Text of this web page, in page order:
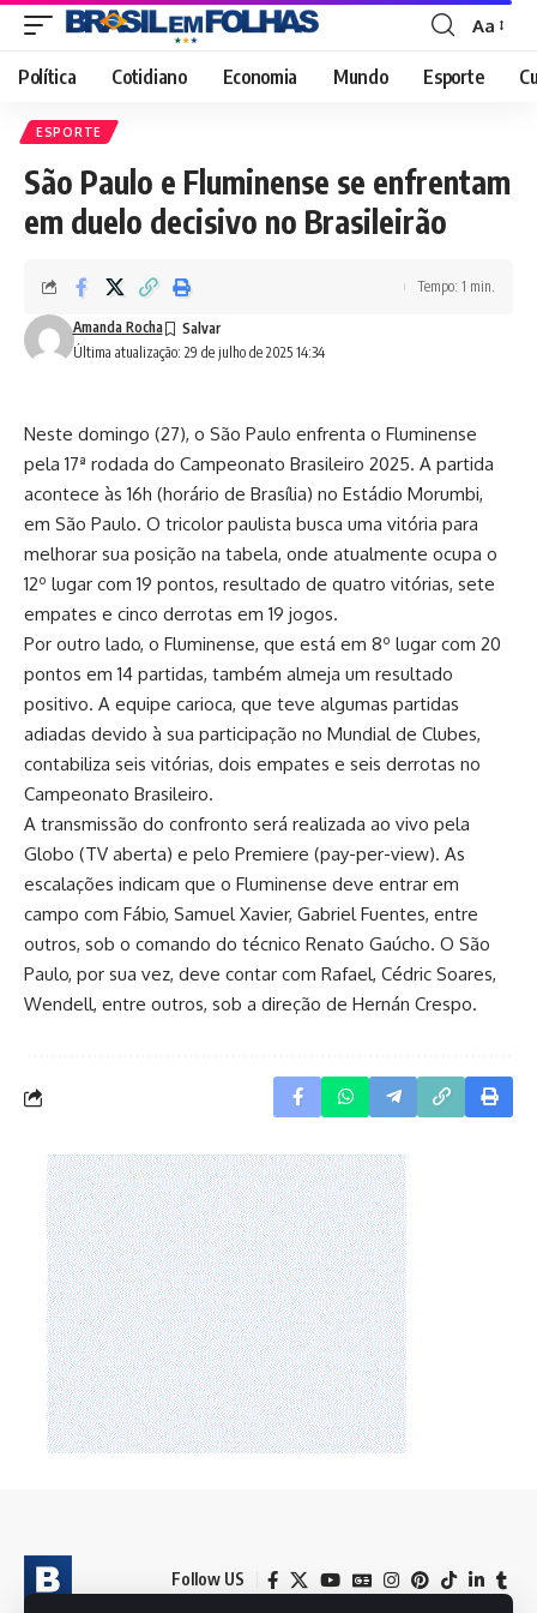
Font
Resizer
Aa
Política Cotidiano Economia Mundo Esporte
ESPORTE
São Paulo e Fluminense se enfrentam
em duelo decisivo no Brasileirão
Última atualização: 29 de julho de 2025 14:34
Amanda Rocha
Tempo: 1 min.
Neste domingo (27), o São Paulo enfrenta o Fluminense
pela 17ª rodada do Campeonato Brasileiro 2025. A partida
acontece às 16h (horário de Brasília) no Estádio Morumbi,
em São Paulo. O tricolor paulista busca uma vitória para
melhorar sua posição na tabela, onde atualmente ocupa o
12º lugar com 19 pontos, resultado de quatro vitórias, sete
empates e cinco derrotas em 19 jogos.
Por outro lado, o Fluminense, que está em 8º lugar com 20
pontos em 14 partidas, também almeja um resultado
positivo. A equipe carioca, que teve algumas partidas
adiadas devido à sua participação no Mundial de Clubes,
contabiliza seis vitórias, dois empates e seis derrotas no
Campeonato Brasileiro.
A transmissão do confronto será realizada ao vivo pela
Globo (TV aberta) e pelo Premiere (pay-per-view). As
escalações indicam que o Fluminense deve entrar em
campo com Fábio, Samuel Xavier, Gabriel Fuentes, entre
outros, sob o comando do técnico Renato Gaúcho. O São
Paulo, por sua vez, deve contar com Rafael, Cédric Soares,
Wendell, entre outros, sob a direção de Hernán Crespo.
Follow US